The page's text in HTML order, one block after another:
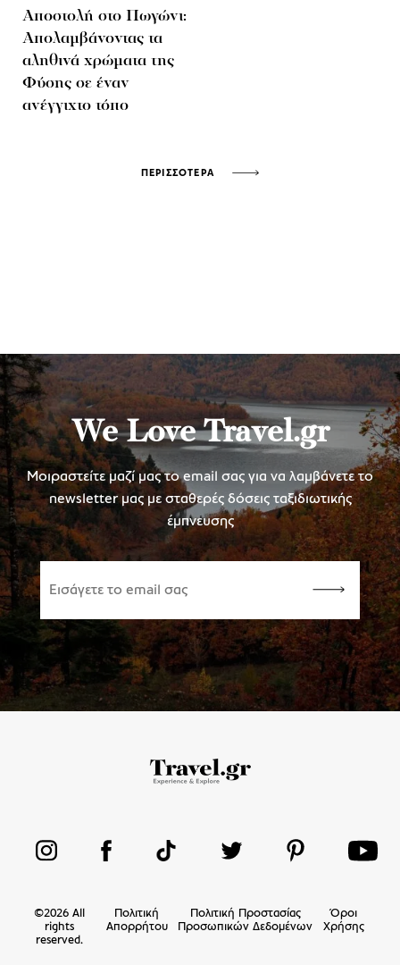
Αποστολή στο Πωγώνι:
Απολαμβάνοντας τα
αληθινά χρώματα της
Φύσης σε έναν
ανέγγιχτο τόπο
ΠΕΡΙΣΣΟΤΕΡΑ
We Love Travel.gr
Μοιραστείτε μαζί μας το email σας για να λαμβάνετε το
newsletter μας με σταθερές δόσεις ταξιδιωτικής
έμπνευσης
©2026 All
rights
reserved.
Πολιτική
Απορρήτου
Πολιτική Προστασίας
Προσωπικών Δεδομένων
Όροι
Χρήσης